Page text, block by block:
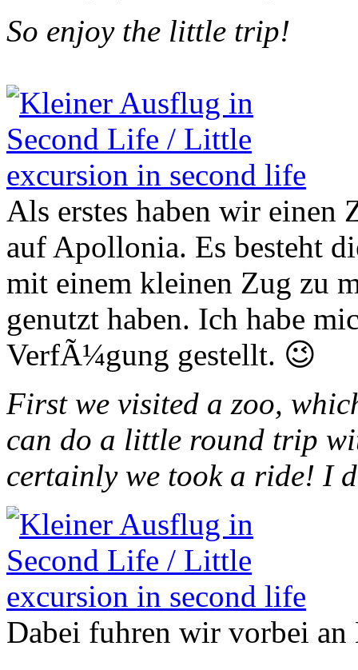
So enjoy the little trip!
Als erstes haben wir einen
auf Apollonia. Es besteht
mit einem kleinen Zug zu
genutzt haben. Ich habe
VerfÃ¼gung gestellt. 😉
First we visited a zoo,
can do a little round trip
certainly we took a ride! I
Dabei fuhren wir vorbei